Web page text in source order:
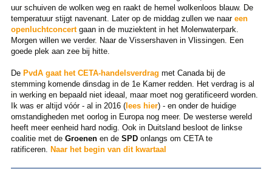
uur schuiven de wolken weg en raakt de hemel wolkenloos blauw. De
temperatuur stijgt navenant. Later op de middag zullen we naar een
openluchtconcertgaan in de muziektent in het Molenwaterpark.
Morgen willen we verder. Naar de Vissershaven in Vlissingen. Een
goede plek aan zee bij hitte.
De PvdA gaat het CETA-handelsverdrag met Canada bij de
stemming komende dinsdag in de 1e Kamer redden. Het verdrag is al
in werking en bepaald niet ideaal, maar moet nog geratificeerd worden.
Ik was er altijd vóór - al in 2016 (lees hier) - en onder de huidige
omstandigheden met oorlog in Europa nog meer. De westerse wereld
heeft meer eenheid hard nodig. Ook in Duitsland besloot de linkse
coalitie met de Groenenen de SPDonlangs om CETA te
ratificeren. Naar het begin van dit kwartaal